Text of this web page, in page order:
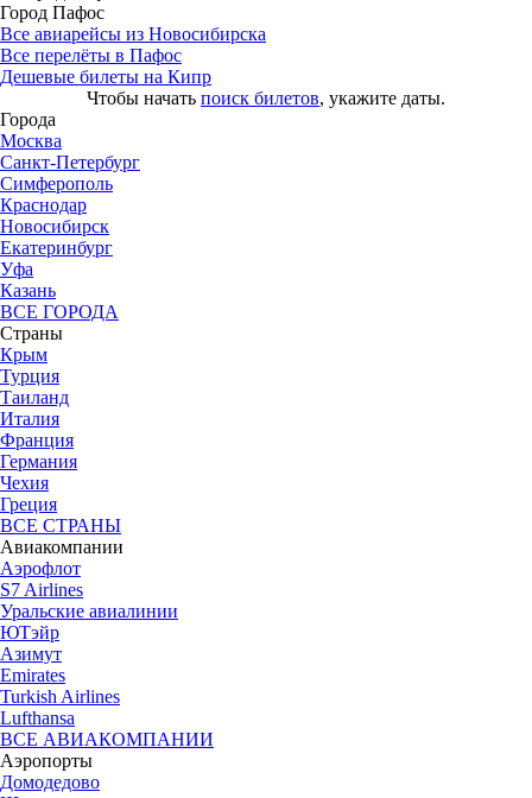
Город Пафос
Все авиарейсы из Новосибирска
Все перелёты в Пафос
Дешевые билеты на Кипр
Чтобы начать поиск билетов, укажите даты.
Города
Москва
Санкт-Петербург
Симферополь
Краснодар
Новосибирск
Екатеринбург
Уфа
Казань
ВСЕ ГОРОДА
Страны
Крым
Турция
Таиланд
Италия
Франция
Германия
Чехия
Греция
ВСЕ СТРАНЫ
Авиакомпании
Аэрофлот
S7 Airlines
Уральские авиалинии
ЮТэйр
Азимут
Emirates
Turkish Airlines
Lufthansa
ВСЕ АВИАКОМПАНИИ
Аэропорты
Домодедово